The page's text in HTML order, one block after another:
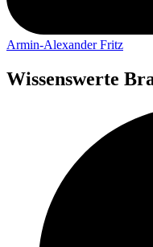
Armin-Alexander Fritz
Wissenswerte